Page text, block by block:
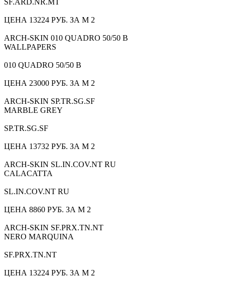
SF.ARD.NR.MT
ЦЕНА 13224 РУБ. ЗА М 2
ARCH-SKIN 010 QUADRO 50/50 B
WALLPAPERS
010 QUADRO 50/50 B
ЦЕНА 23000 РУБ. ЗА М 2
ARCH-SKIN SP.TR.SG.SF
MARBLE GREY
SP.TR.SG.SF
ЦЕНА 13732 РУБ. ЗА М 2
ARCH-SKIN SL.IN.COV.NT RU
CALACATTA
SL.IN.COV.NT RU
ЦЕНА 8860 РУБ. ЗА М 2
ARCH-SKIN SF.PRX.TN.NT
NERO MARQUINA
SF.PRX.TN.NT
ЦЕНА 13224 РУБ. ЗА М 2